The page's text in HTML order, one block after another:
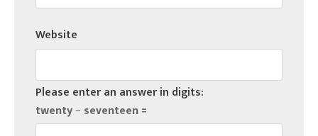
Website
Please enter an answer in digits:
twenty − seventeen =